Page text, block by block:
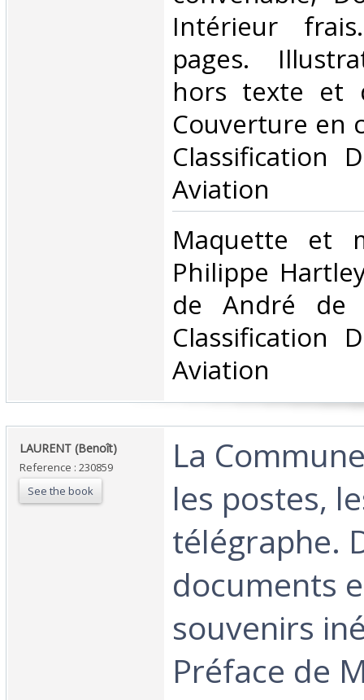
Intérieur
pages.
hors texte et
Couverture en
Classification
Aviation‎
‎Maquette et
Philippe
de André de
Classification
Aviation‎
‎LAURENT (Benoît)‎
Reference : 230859
See the book
‎La
les postes,
télégraphe.
documents
souvenirs
Préface de